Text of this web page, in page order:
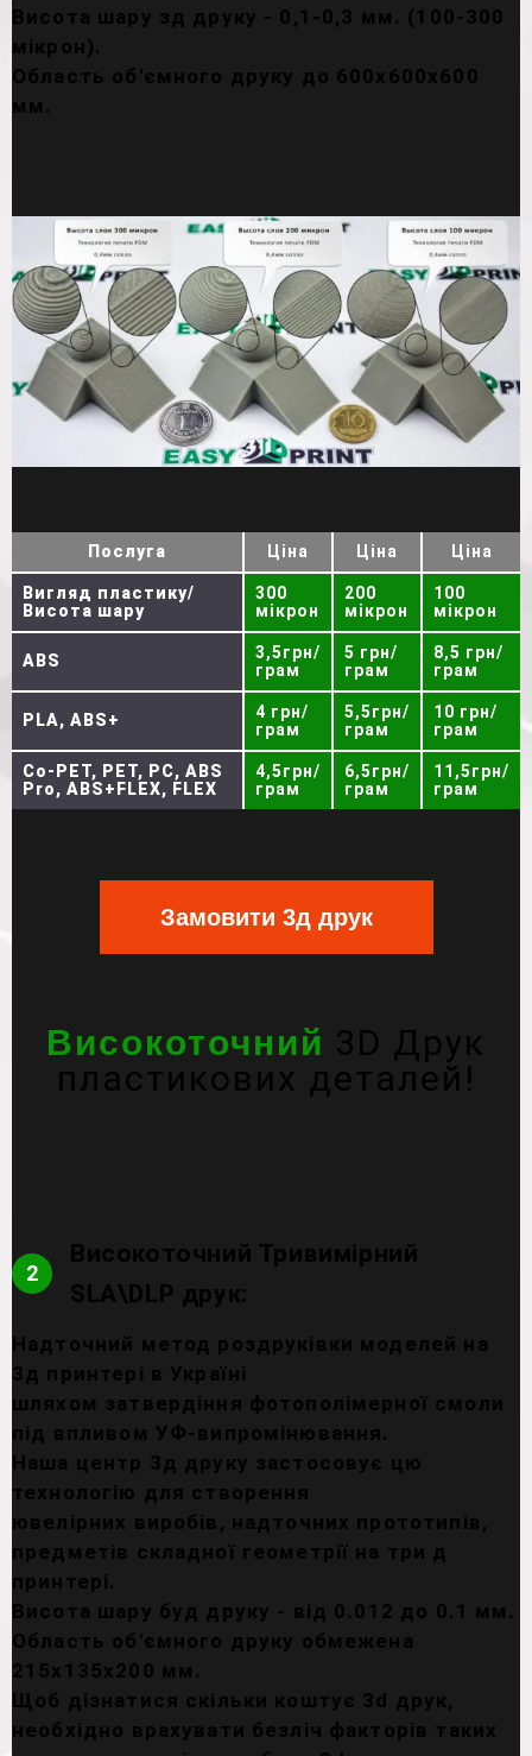
Висота шару зд друку - 0,1-0,3 мм. (100-300
мікрон).
Область об'ємного друку до 600х600х600
мм.
Послуга Ціна Ціна Ціна
Вигляд пластику/
Висота шару
300
мікрон
200
мікрон
100
мікрон
ABS
3,5грн/
грам
5 грн/
грам
8,5 грн/
грам
PLA, ABS+
4 грн/
грам
5,5грн/
грам
10 грн/
грам
Co-PET, PET, PC, ABS
Pro, ABS+FLEX, FLEX
4,5грн/
грам
6,5грн/
грам
11,5грн/
грам
Замовити 3д друк
Високоточний 3D Друк
пластикових деталей!
2
Високоточний Тривимірний
SLA\DLP друк:
Надточний метод роздруківки моделей на
3д принтері в Україні
шляхом затвердіння фотополімерної смоли
під впливом УФ-випромінювання.
Наша центр 3д друку застосовує цю
технологію для створення
ювелірних виробів, надточних прототипів,
предметів складної геометрії на три д
принтері.
Висота шару буд друку - від 0.012 до 0.1 мм.
Область об'ємного друку обмежена
215х135х200 мм.
Щоб дізнатися скільки коштує 3d друк,
необхідно врахувати безліч факторів таких